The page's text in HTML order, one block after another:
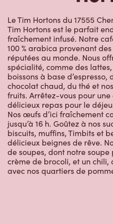
Le Tim Hortons du 17555
Tim Hortons est le parfait
fraîchement infusé. Notre
100 % arabica provenant
réputées au monde. Nous
spécialité, comme des
boissons à base
chocolat chaud, du thé et
fruits. Arrêtez-vous pour
délicieux repas pour le
Nos œufs d’ici fraîchement
jusqu’à 16 h. Goûtez à nos
biscuits, muffins, Timbits et
délicieux beignes de rêve.
de soupes, dont notre soupe
crème de brocoli, et un
avec nos quartiers de